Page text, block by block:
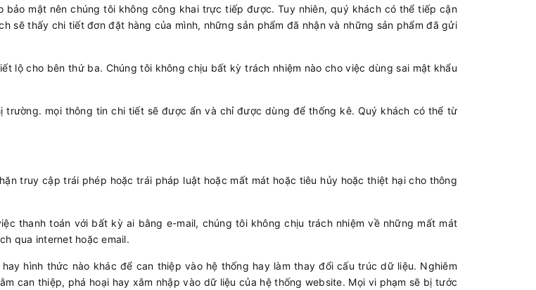
mật nên chúng tôi không công khai trực tiếp được. Tuy nhiên, quý khách có thể tiếp cận
sẽ thấy chi tiết đơn đặt hàng của mình, những sản phẩm đã nhận và những sản phẩm đã gửi
lộ cho bên thứ ba. Chúng tôi không chịu bất kỳ trách nhiệm nào cho việc dùng sai mật khẩu
mọi thông tin chi tiết sẽ được ẩn và chỉ được dùng để thống kê. Quý khách có thể từ
truy cập trái phép hoặc trái pháp luật hoặc mất mát hoặc tiêu hủy hoặc thiệt hại cho thông
thanh toán với bất kỳ ai bằng e-mail, chúng tôi không chịu trách nhiệm về những mất mát
qua internet hoặc email.
hình thức nào khác để can thiệp vào hệ thống hay làm thay đổi cấu trúc dữ liệu. Nghiêm
can thiệp, phá hoại hay xâm nhập vào dữ liệu của hệ thống website. Mọi vi phạm sẽ bị tước